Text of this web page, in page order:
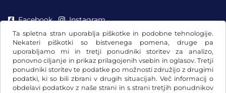
Ta spletna stran uporablja piškotke in podobne tehnologije.
Nekateri piškotki so bistvenega pomena, druge pa
uporabljamo mi in tretji ponudniki storitev za analizo,
ponovno ciljanje in prikaz prilagojenih vsebin in oglasov. Tretji
ponudniki storitev te podatke po možnosti združijo z drugimi
podatki, ki so bili zbrani v drugih situacijah. Več informacij o
obdelavi podatkov z naše strani in s strani tretjih ponudnikov
Facebook Instagram